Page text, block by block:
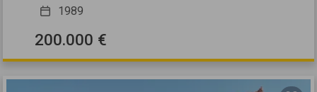
1989
200.000 €